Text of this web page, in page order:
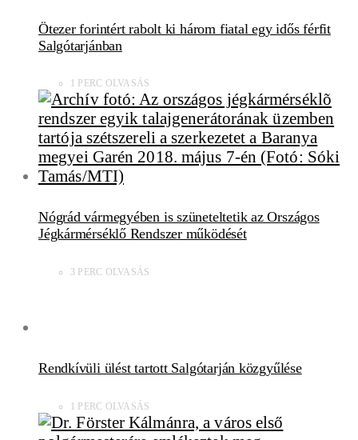
Ötezer forintért rabolt ki három fiatal egy idős férfit
Salgótarjánban
1 PERC OLVASÁS
Nógrád vármegyében is szüneteltetik az Országos
Jégkármérséklő Rendszer működését
3 PERC OLVASÁS
Rendkívüli ülést tartott Salgótarján közgyűlése
1 PERC OLVASÁS